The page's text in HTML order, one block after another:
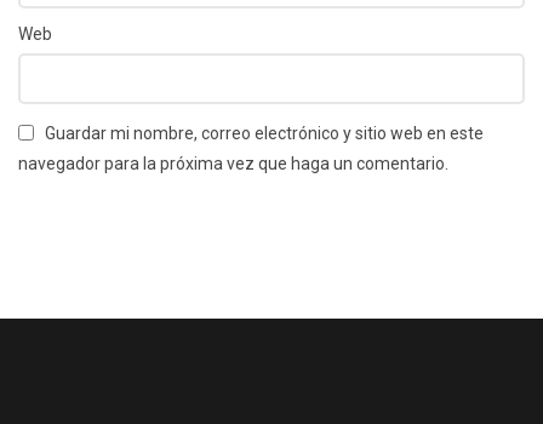
Web
Guardar mi nombre, correo electrónico y sitio web en este
navegador para la próxima vez que haga un comentario.